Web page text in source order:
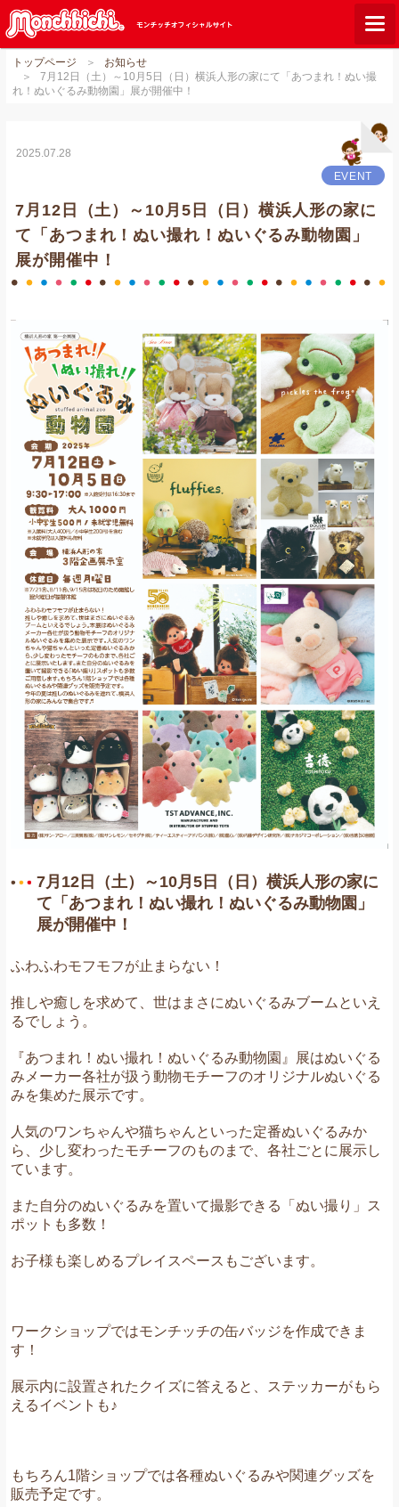
モンチッチとは？
ショップリスト
ダウンロード
オンラインショップ
Q&A
関連サイト
GLOBAL
お問い合わせ
トップページ
お知らせ
7月12日（土）～10月5日（日）横浜人形の家にて「あつまれ！ぬい撮
れ！ぬいぐるみ動物園」展が開催中！
2025.07.28
EVENT
7月12日（土）～10月5日（日）横浜人形の家に
て「あつまれ！ぬい撮れ！ぬいぐるみ動物園」
展が開催中！
7月12日（土）～10月5日（日）横浜人形の家に
て「あつまれ！ぬい撮れ！ぬいぐるみ動物園」
展が開催中！
ふわふわモフモフが止まらない！
推しや癒しを求めて、世はまさにぬいぐるみブームといえ
るでしょう。
『あつまれ！ぬい撮れ！ぬいぐるみ動物園』展はぬいぐる
みメーカー各社が扱う動物モチーフのオリジナルぬいぐる
みを集めた展示です。
人気のワンちゃんや猫ちゃんといった定番ぬいぐるみか
ら、少し変わったモチーフのものまで、各社ごとに展示し
ています。
また自分のぬいぐるみを置いて撮影できる「ぬい撮り」ス
ポットも多数！
お子様も楽しめるプレイスペースもございます。
ワークショップではモンチッチの缶バッジを作成できま
す！
展示内に設置されたクイズに答えると、ステッカーがもら
えるイベントも♪
もちろん1階ショップでは各種ぬいぐるみや関連グッズを
販売予定です。